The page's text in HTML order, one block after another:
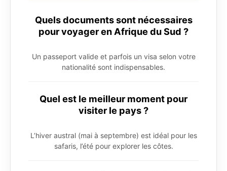
Quels documents sont nécessaires
pour voyager en Afrique du Sud ?
Un passeport valide et parfois un visa selon votre
nationalité sont indispensables.
Quel est le meilleur moment pour
visiter le pays ?
L’hiver austral (mai à septembre) est idéal pour les
safaris, l’été pour explorer les côtes.